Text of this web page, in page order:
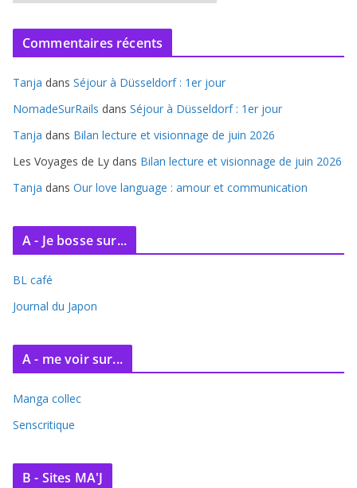
r
c
v
e
s
Commentaires récents
Tanja dans Séjour à Düsseldorf : 1er jour
NomadeSurRails dans Séjour à Düsseldorf : 1er jour
Tanja dans Bilan lecture et visionnage de juin 2026
Les Voyages de Ly dans Bilan lecture et visionnage de juin 2026
Tanja dans Our love language : amour et communication
A - Je bosse sur...
BL café
Journal du Japon
A - me voir sur...
Manga collec
Senscritique
B - Sites MA'J